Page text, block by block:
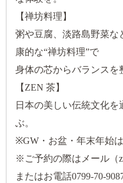
【禅坊料理】
粥や豆腐、淡路島野菜な
康的な“禅坊料理”で
身体の芯からバランスを
【ZEN 茶】
日本の美しい伝統文化
ぶ。
※GW・お盆・年末年始
※ご予約の際はメール（
またはお電話0799-70-